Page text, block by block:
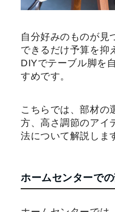
自分好みのものが見
できるだけ予算を抑
DIYでテーブル脚を
すめです。
こちらでは、部材の
方、高さ調節のアイ
法について解説しま
ホームセンターで